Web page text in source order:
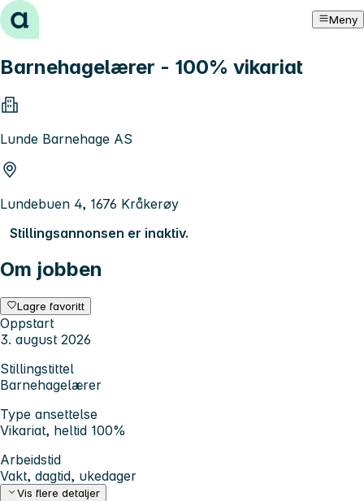
Hopp til innhold Meny
Barnehagelærer - 100% vikariat
Lunde Barnehage AS
Lundebuen 4, 1676 Kråkerøy
Stillingsannonsen er inaktiv.
Om jobben
Lagre favoritt
Oppstart
3. august 2026
Stillingstittel
Barnehagelærer
Type ansettelse
Vikariat, heltid 100%
Arbeidstid
Vakt, dagtid, ukedager
Vis flere detaljer